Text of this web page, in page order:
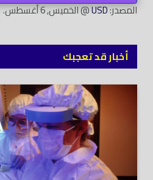
المصدر:USD@ الخميس, 6 أغسطس.
أخبار قد تعجبك